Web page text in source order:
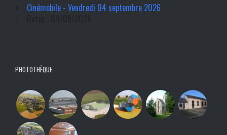
Cinémobile - Vendredi 04 septembre 2026
PHOTOTHÈQUE